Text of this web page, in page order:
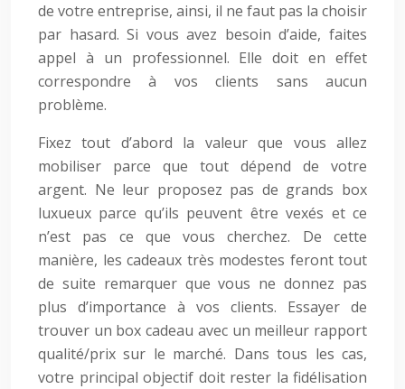
de votre entreprise, ainsi, il ne faut pas la choisir
par hasard. Si vous avez besoin d’aide, faites
appel à un professionnel. Elle doit en effet
correspondre à vos clients sans aucun
problème.
Fixez tout d’abord la valeur que vous allez
mobiliser parce que tout dépend de votre
argent. Ne leur proposez pas de grands box
luxueux parce qu’ils peuvent être vexés et ce
n’est pas ce que vous cherchez. De cette
manière, les cadeaux très modestes feront tout
de suite remarquer que vous ne donnez pas
plus d’importance à vos clients. Essayer de
trouver un box cadeau avec un meilleur rapport
qualité/prix sur le marché. Dans tous les cas,
votre principal objectif doit rester la fidélisation